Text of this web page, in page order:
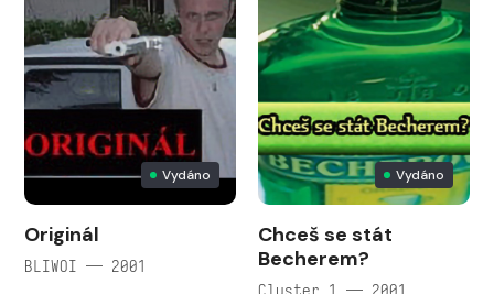
Vydáno
Originál
BLIWOI — 2001
Vydáno
Chceš se stát
Becherem?